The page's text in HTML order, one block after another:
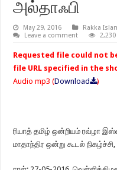
அல்தாஃபி
May 29, 2016 Rakka
Leave a comment
Requested file could not
file URL specified in the
Audio mp3 (Download )
ரியாத் தமிழ் ஒன்றியம் ரவ்ழா
மாதாந்திர ஒன்று கூடல் நிகழ்ச்சி,